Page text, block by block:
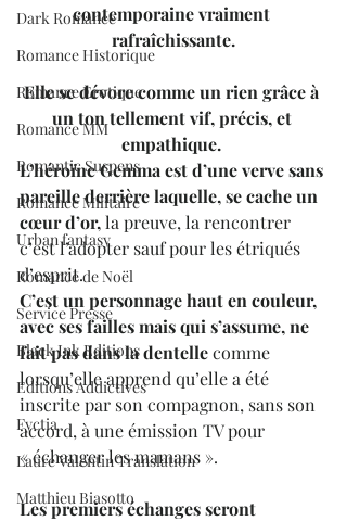
Dark Romance
Romance Historique
Romance Erotique
Romance MM
Romantic Suspens
Romance Militaire
Urban fantasy
Romance de Noël
Service Presse
Black Ink Editions
Editions Addictives
Fyctia
Laure Valentin Translation
Matthieu Biasotto
contemporaine vraiment
rafraîchissante.
Elle se dévore comme un rien grâce à
un ton tellement vif, précis, et
empathique.
L’héroïne Gemma est d’une verve sans
pareille derrière laquelle, se cache un
cœur d’or, la preuve, la rencontrer
c’est l’adopter sauf pour les étriqués
d’esprit.
C’est un personnage haut en couleur,
avec ses failles mais qui s’assume, ne
fait pas dans la dentelle comme
lorsqu’elle apprend qu’elle a été
inscrite par son compagnon, sans son
accord, à une émission TV pour
« échanger les mamans ».
Les premiers échanges seront